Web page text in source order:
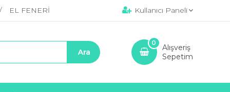
EL FENERİ Kullanıcı Paneli
Alışveriş
Sepetim
0